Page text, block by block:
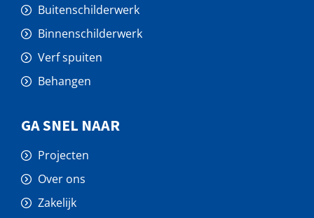
Buitenschilderwerk
Binnenschilderwerk
Verf spuiten
Behangen
GA SNEL NAAR
Projecten
Over ons
Zakelijk